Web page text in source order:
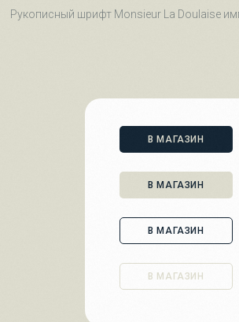
Рукописный шрифт Monsieur La Doulaise
В МАГАЗИН
В МАГАЗИН
В МАГАЗИН
В МАГАЗИН